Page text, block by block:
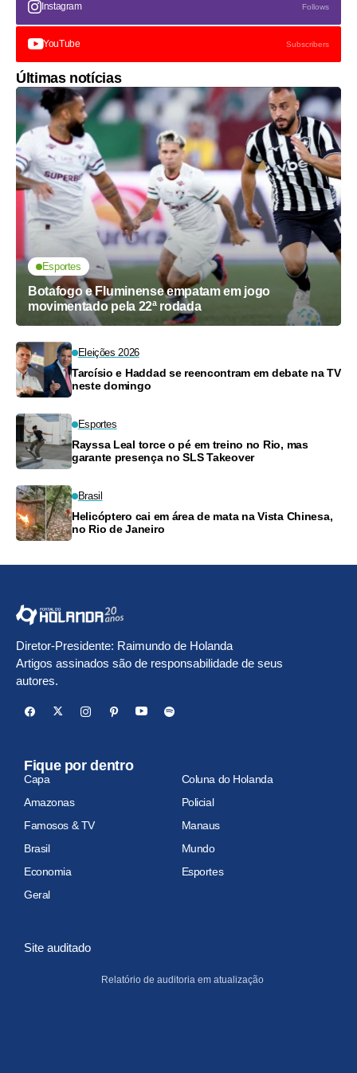
Instagram Follows
YouTube Subscribers
Últimas notícias
Esportes
Botafogo e Fluminense empatam em jogo
movimentado pela 22ª rodada
Eleições 2026
Tarcísio e Haddad se reencontram em debate na TV
neste domingo
Esportes
Rayssa Leal torce o pé em treino no Rio, mas
garante presença no SLS Takeover
Brasil
Helicóptero cai em área de mata na Vista Chinesa,
no Rio de Janeiro
Diretor-Presidente: Raimundo de Holanda
Artigos assinados são de responsabilidade de seus
autores.
Fique por dentro
Capa
Coluna do Holanda
Amazonas
Policial
Famosos & TV
Manaus
Brasil
Mundo
Economia
Esportes
Geral
Site auditado
Relatório de auditoria em atualização